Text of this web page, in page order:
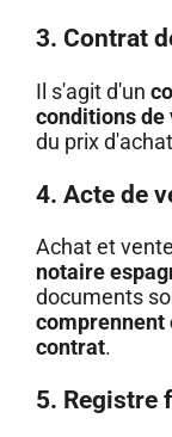
3. Contrat
Il s'agit d'un
conditions de
du prix
4. Acte de
Achat et vente
notaire
documents
comprennent
contrat.
5. Registre